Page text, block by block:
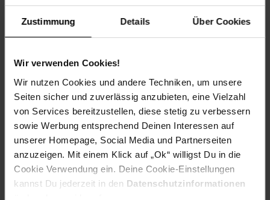
Zustimmung Details Über Cookies
Wir verwenden Cookies!
Wir nutzen Cookies und andere Techniken, um unsere
Seiten sicher und zuverlässig anzubieten, eine Vielzahl
von Services bereitzustellen, diese stetig zu verbessern
sowie Werbung entsprechend Deinen Interessen auf
unserer Homepage, Social Media und Partnerseiten
anzuzeigen. Mit einem Klick auf „Ok“ willigst Du in die
Cookie Verwendung ein. Deine Cookie-Einstellungen
kannst Du jederzeit in den Datenschutzinformationen
Schonend zubereitet für besten Geschmack und eine
unwiderstehliche Soße
Artikelnummer: 2736201000
Artikel gehört zur Kategorie:Drogerie Vorratspacks
Kennzeichnung
Versandinformationen